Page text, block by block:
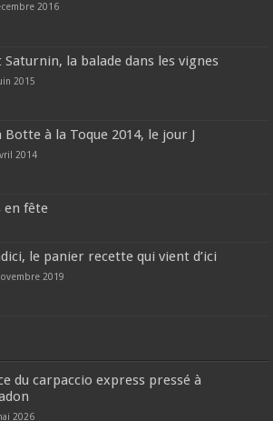
2016
Saturnin, la balade dans les vignes
2015
Botte à la Toque 2014, le jour J
2014
en fête
le panier recette qui vient d’ici
2019
du carpaccio express pressé à
2026